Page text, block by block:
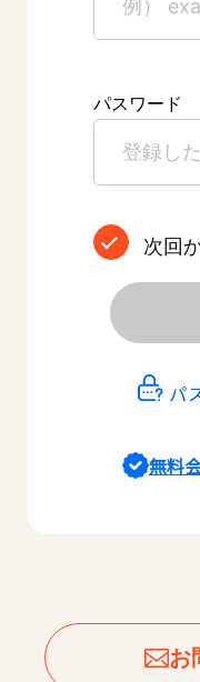
パスワード
次回
パ
無料
お